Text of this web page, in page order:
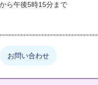
ら午後5時15分まで
お問い合わせ